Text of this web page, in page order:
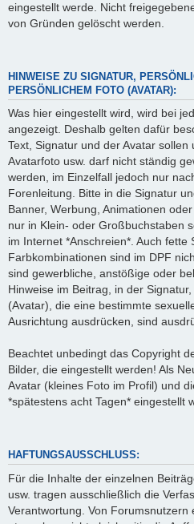
eingestellt werde. Nicht
von Gründen gelöscht werden.
HINWEISE ZU SIGNATUR,
PERSÖNLICHEM FOTO (AVATAR):
Was hier eingestellt wird, wird bei
angezeigt. Deshalb gelten dafür
Text, Signatur und der Avatar
Avatarfoto usw. darf nicht ständig
werden, im Einzelfall jedoch nur
Forenleitung. Bitte in die Signatur
Banner, Werbung, Animationen
nur in Klein- oder Großbuchstaben
im Internet *Anschreien*. Auch
Farbkombinationen sind im DPF
sind gewerbliche, anstößige oder
Hinweise im Beitrag, in der
(Avatar), die eine bestimmte
Ausrichtung ausdrücken, sind
Beachtet unbedingt das Copyright
Bilder, die eingestellt werden! Als
Avatar (kleines Foto im Profil) und
*spätestens acht Tagen* eingestellt
HAFTUNGSAUSSCHLUSS:
Für die Inhalte der einzelnen
usw. tragen ausschließlich die
Verantwortung. Von Forumsnutzern